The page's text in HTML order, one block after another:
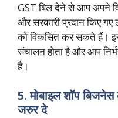
GST बिल देने से आप अपने
और सरकारी प्रदान किए गए
को विकसित कर सकते हैं।
संचालन होता है और आप
हैं।
5. मोबाइल शॉप
जरुर दे